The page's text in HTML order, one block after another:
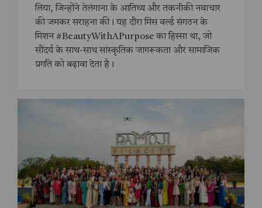
लिया, जिन्होंने तेलंगाना के आतिथ्य और तकनीकी नवाचार
की जमकर सराहना की। यह दौरा मिस वर्ल्ड संगठन के
मिशन #BeautyWithAPurpose का हिस्सा था, जो
सौंदर्य के साथ-साथ सांस्कृतिक जागरूकता और सामाजिक
प्रगति को बढ़ावा देता है।